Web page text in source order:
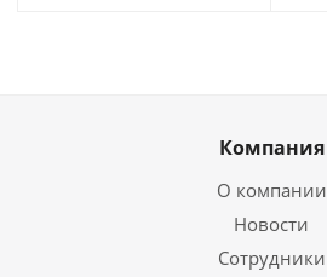
Компания
О компании
Новости
Сотрудники